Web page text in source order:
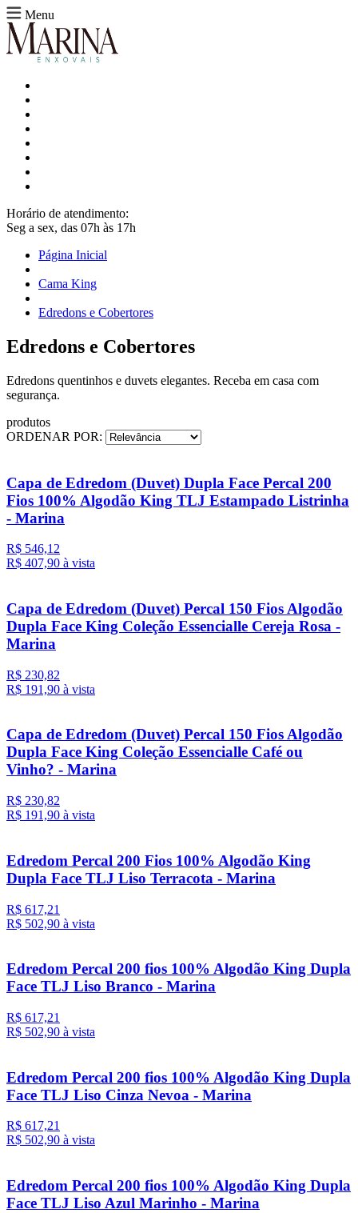
Menu
Horário de atendimento:
Seg a sex, das 07h às 17h
Página Inicial
Cama King
Edredons e Cobertores
Edredons e Cobertores
Edredons quentinhos e duvets elegantes. Receba em casa com
segurança.
produtos
ORDENAR POR:
Capa de Edredom (Duvet) Dupla Face Percal 200
Fios 100% Algodão King TLJ Estampado Listrinha
- Marina
R$ 546,12
R$ 407,90 à vista
Capa de Edredom (Duvet) Percal 150 Fios Algodão
Dupla Face King Coleção Essencialle Cereja Rosa -
Marina
R$ 230,82
R$ 191,90 à vista
Capa de Edredom (Duvet) Percal 150 Fios Algodão
Dupla Face King Coleção Essencialle Café ou
Vinho? - Marina
R$ 230,82
R$ 191,90 à vista
Edredom Percal 200 Fios 100% Algodão King
Dupla Face TLJ Liso Terracota - Marina
R$ 617,21
R$ 502,90 à vista
Edredom Percal 200 fios 100% Algodão King Dupla
Face TLJ Liso Branco - Marina
R$ 617,21
R$ 502,90 à vista
Edredom Percal 200 fios 100% Algodão King Dupla
Face TLJ Liso Cinza Nevoa - Marina
R$ 617,21
R$ 502,90 à vista
Edredom Percal 200 fios 100% Algodão King Dupla
Face TLJ Liso Azul Marinho - Marina